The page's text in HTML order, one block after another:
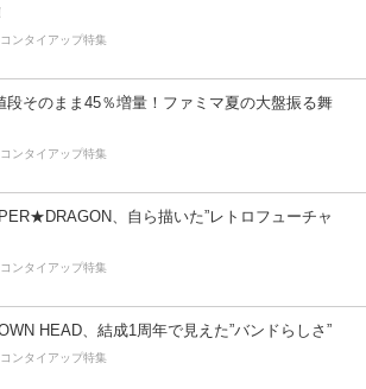
ンタイアップ特集
段そのまま45％増量！ファミマ夏の大盤振る舞
ンタイアップ特集
、自ら描いた”レトロフューチャ
ンタイアップ特集
HEAD、結成1周年で見えた”バンドらしさ”
ンタイアップ特集